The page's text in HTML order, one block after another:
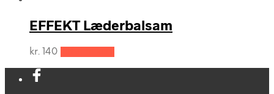
EFFEKT Læderbalsam
kr. 140